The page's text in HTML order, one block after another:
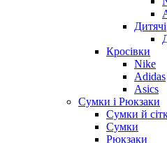
Дитячі
Кросівки
Nike
Adidas
Asics
Сумки і Рюкзаки
Сумки й
Сумки
Рюкзаки